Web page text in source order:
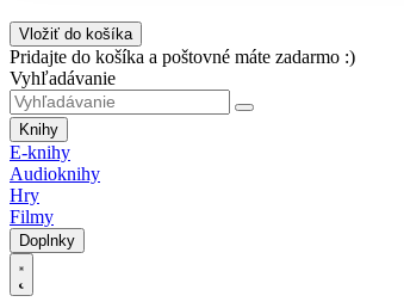
Vložiť do košíka
Pridajte do košíka a poštovné máte zadarmo :)
Vyhľadávanie
Knihy
E-knihy
Audioknihy
Hry
Filmy
Doplnky